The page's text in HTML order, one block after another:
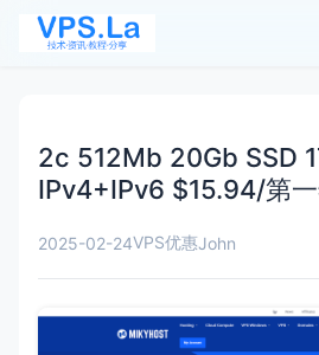
2c 512Mb 20Gb SSD
IPv4+IPv6 $15.94/第
2025-02-24VPS优惠John